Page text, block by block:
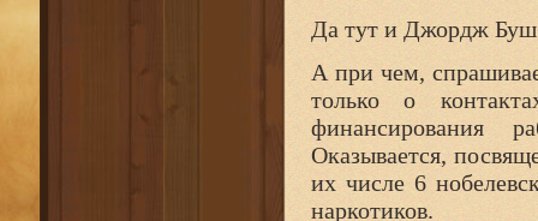
Да тут и Джордж
А при чем,
только о
финансирования
Оказывается,
их числе 6
наркотиков.